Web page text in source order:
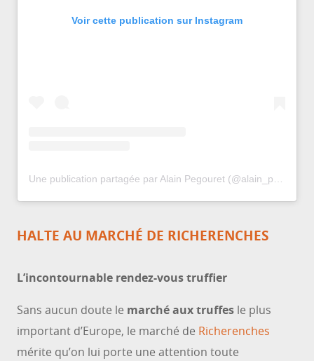
Voir cette publication sur Instagram
HALTE AU MARCHÉ DE RICHERENCHES
L’incontournable rendez-vous truffier
Sans aucun doute le marché aux truffes le plus
important d’Europe, le marché de Richerenches
mérite qu’on lui porte une attention toute